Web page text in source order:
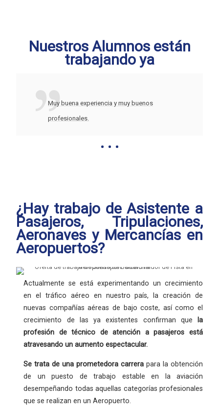
Nuestros Alumnos están
trabajando ya
Muy buena experiencia y muy buenos
profesionales.
¿Hay trabajo de Asistente a
Pasajeros, Tripulaciones,
Aeronaves y Mercancías en
Aeropuertos?
Actualmente se está experimentando un crecimiento
en el tráfico aéreo en nuestro país, la creación de
nuevas compañías aéreas de bajo coste, así como el
crecimiento de las ya existentes confirman que
la
profesión
de técnico de atención a pasajeros está
atravesando un aumento espectacular.
Se trata de unaprometedora carrera para la obtención
de un puesto de trabajo estable en la aviación
desempeñando todas aquellas categorías profesionales
que se realizan en un Aeropuerto.